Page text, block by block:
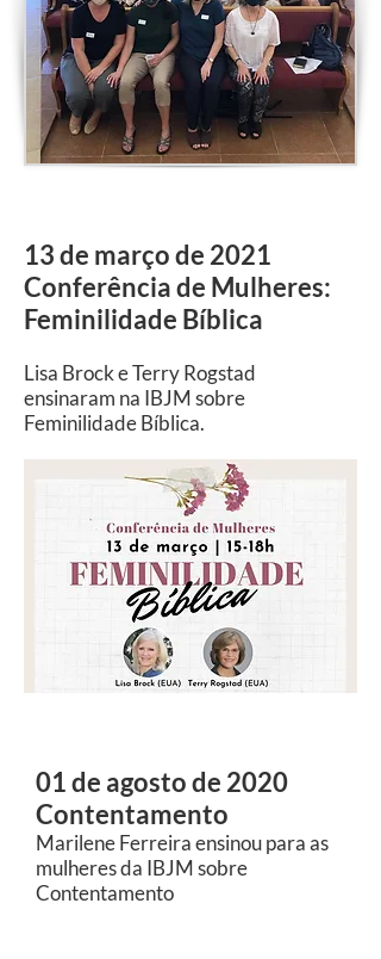
13 de março de 2021
Conferência de Mulheres:
Feminilidade Bíblica
Lisa Brock e Terry Rogstad
ensinaram na IBJM sobre
Feminilidade Bíblica.
01 de agosto de 2020
Contentamento
Marilene Ferreira ensinou para as
mulheres da IBJM sobre
Contentamento